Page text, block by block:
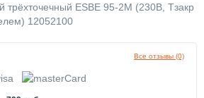
Все отзывы (0)